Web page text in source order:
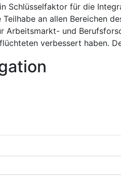
Schlüsselfaktor für die
an allen Bereichen
Arbeitsmarkt- und
verbessert haben.